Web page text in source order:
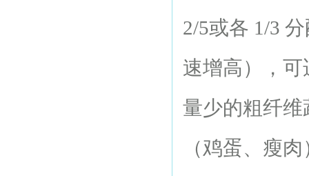
2/5或各 1/3
速增高），
量少的粗纤
（鸡蛋、瘦